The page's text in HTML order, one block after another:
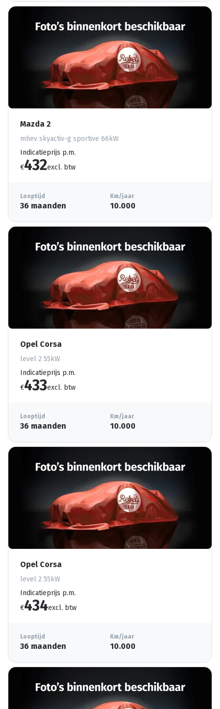
Mazda 2
mhev skyactiv-g sportive 66kW
Indicatieprijs p.m.
€432excl. btw
Looptijd
36 maanden
Km/jaar
10.000
Opel Corsa
level 2 55kW
Indicatieprijs p.m.
€433excl. btw
Looptijd
36 maanden
Km/jaar
10.000
Opel Corsa
level 2 55kW
Indicatieprijs p.m.
€434excl. btw
Looptijd
36 maanden
Km/jaar
10.000